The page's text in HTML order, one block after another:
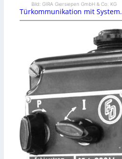
Bild: GIRA Giersiepen GmbH & Co. KG
Türkommunikation mit System.